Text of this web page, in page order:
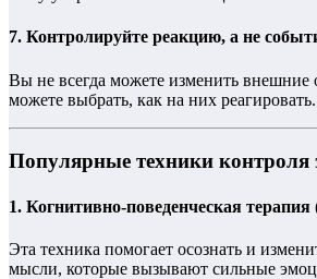
7. Контролируйте реакцию, а не
Вы не всегда можете изменить внешние
можете выбрать, как на них реагировать.
Популярные техники контроля
1. Когнитивно-поведенческая
Эта техника помогает осознать и
мысли, которые вызывают сильные